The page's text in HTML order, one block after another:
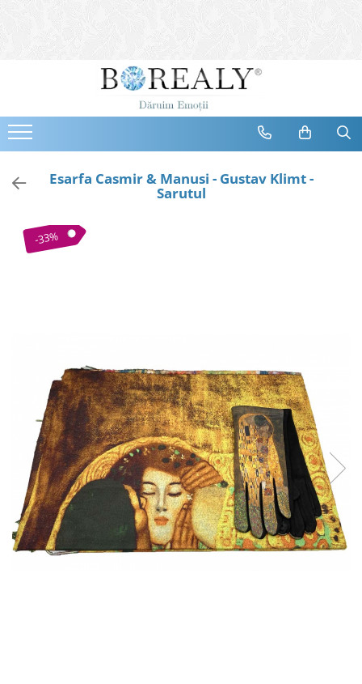
Bijuterii
Cercei
Bratari
Coliere
Tiare
Reduceri
Cele mai noi
Cele mai vandute
Cele mai votate
Cu video
Pret
0 Lei - 100 Lei
100 Lei - 200 Lei
200 Lei - 300 Lei
Esarfa Casmir & Manusi - Gustav Klimt -
Sarutul
-33%